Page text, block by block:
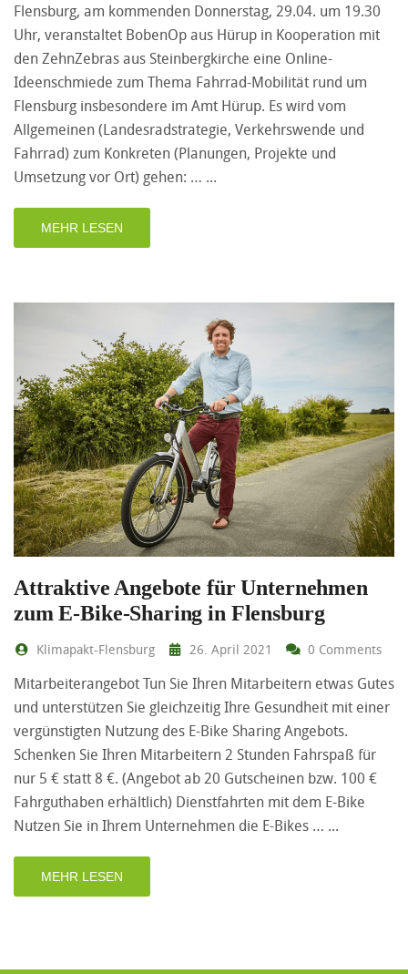
Flensburg, am kommenden Donnerstag, 29.04. um 19.30
Uhr, veranstaltet BobenOp aus Hürup in Kooperation mit
den ZehnZebras aus Steinbergkirche eine Online-
Ideenschmiede zum Thema Fahrrad-Mobilität rund um
Flensburg insbesondere im Amt Hürup. Es wird vom
Allgemeinen (Landesradstrategie, Verkehrswende und
Fahrrad) zum Konkreten (Planungen, Projekte und
Umsetzung vor Ort) gehen: …
MEHR LESEN
Attraktive Angebote für Unternehmen
zum E-Bike-Sharing in Flensburg
Klimapakt-Flensburg 26. April 2021 0 Comments
Mitarbeiterangebot Tun Sie Ihren Mitarbeitern etwas Gutes
und unterstützen Sie gleichzeitig Ihre Gesundheit mit einer
vergünstigten Nutzung des E-Bike Sharing Angebots.
Schenken Sie Ihren Mitarbeitern 2 Stunden Fahrspaß für
nur 5 € statt 8 €. (Angebot ab 20 Gutscheinen bzw. 100 €
Fahrguthaben erhältlich) Dienstfahrten mit dem E-Bike
Nutzen Sie in Ihrem Unternehmen die E-Bikes …
MEHR LESEN